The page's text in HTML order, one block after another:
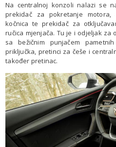
Na centralnoj konzoli nalazi se
prekidač za pokretanje motora,
kočnica te prekidač za
ručica mjenjača. Tu je i odjeljak za
sa bežičnim punjačem
priključka, pretinci za češe i
također pretinac.